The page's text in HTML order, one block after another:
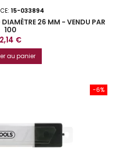
15-033894
26 MM - VENDU PAR
100
Prix
2,14 €
au panier
-6%